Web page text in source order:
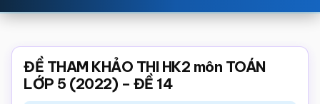
toán
giáo
Toán,
trắc
ĐỀ THAM KHẢO THI HK2 môn TOÁN
LỚP 5 (2022) – ĐỀ 14